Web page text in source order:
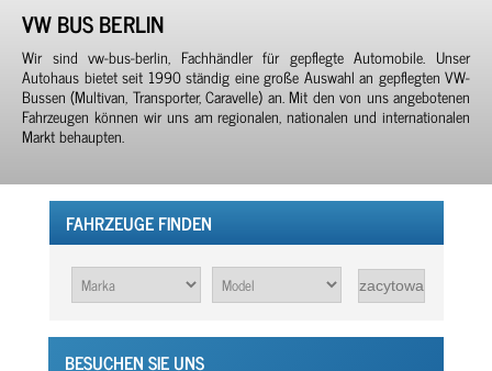
VW BUS BERLIN
Wir sind vw-bus-berlin, Fachhändler für gepflegte Automobile. Unser
Autohaus bietet seit 1990 ständig eine große Auswahl an gepflegten VW-
Bussen (Multivan, Transporter, Caravelle) an. Mit den von uns angebotenen
Fahrzeugen können wir uns am regionalen, nationalen und internationalen
Markt behaupten.
FAHRZEUGE FINDEN
BESUCHEN SIE UNS